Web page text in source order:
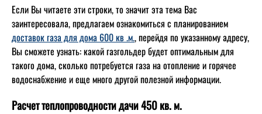
Если Вы читаете эти строки, то значит эта тема Вас
заинтересовала, предлагаем ознакомиться с планированием
доставок газа для дома 600 кв .м., перейдя по указанному адресу,
Вы сможете узнать: какой газгольдер будет оптимальным для
такого дома, сколько потребуется газа на отопление и горячее
водоснабжение и еще много другой полезной информации.
Расчет теплопроводности дачи 450 кв. м.